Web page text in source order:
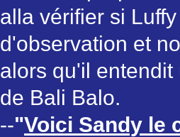
alla vérifier si
d'observation et
alors qu'il
de Bali Balo.
--"Voici Sandy le